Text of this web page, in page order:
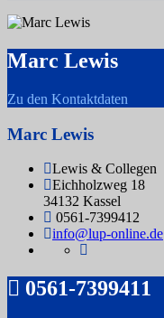
Marc Lewis
Zu den Kontaktdaten
Marc Lewis
Lewis & Collegen
Eichholzweg 18
34132 Kassel
0561-7399412
info@lup-online.de
0561-7399411